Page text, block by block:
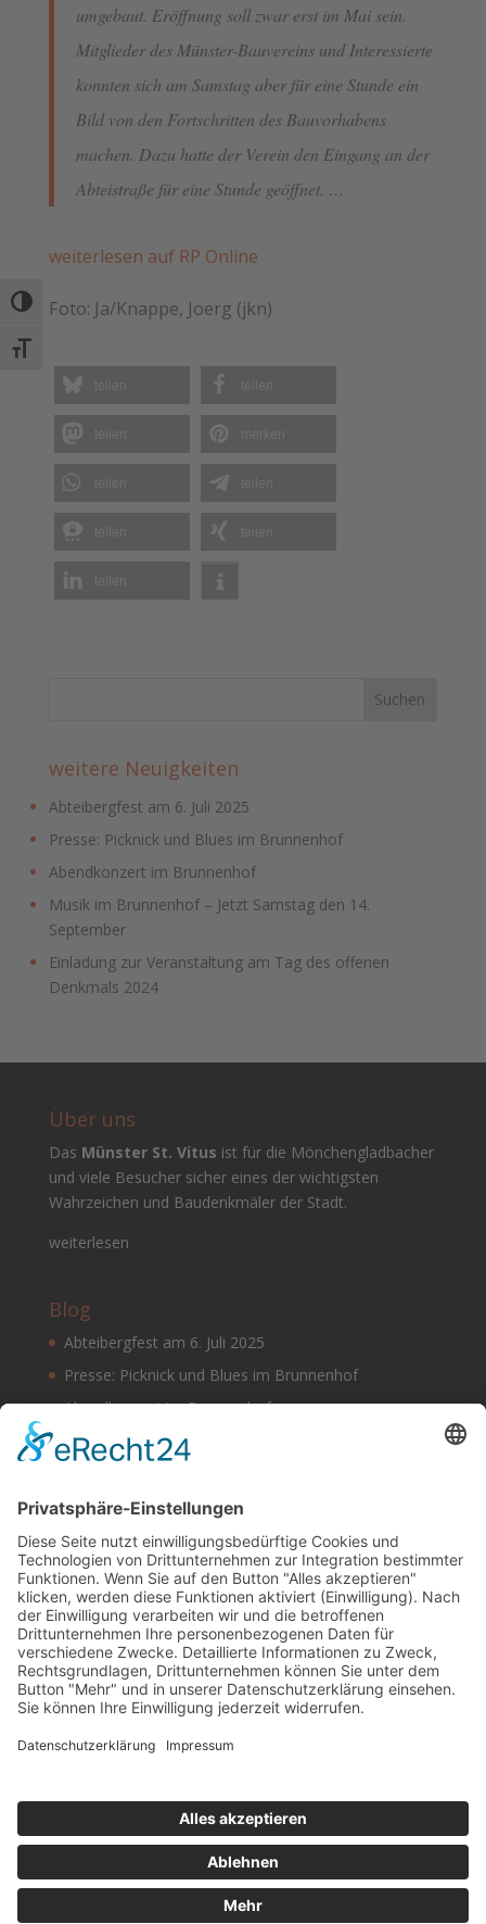
Umschalten auf hohe Kontraste
Schrift vergrößern
umgebaut. Eröffnung soll zwar erst im Mai sein.
Mitglieder des Münster-Bauvereins und Interessierte
konnten sich am Samstag aber für eine Stunde ein
Bild von den Fortschritten des Bauvorhabens
machen. Dazu hatte der Verein den Eingang an der
Abteistraße für eine Stunde geöffnet. …
weiterlesen auf RP Online
Foto: Ja/Knappe, Joerg (jkn)
teilen teilen
teilen
teilen teilen
teilen teilen
teilen
weitere Neuigkeiten
Abteibergfest am 6. Juli 2025
Presse: Picknick und Blues im Brunnenhof
Abendkonzert im Brunnenhof
Musik im Brunnenhof – Jetzt Samstag den 14.
September
Einladung zur Veranstaltung am Tag des offenen
Denkmals 2024
Über uns
Das Münster St. Vitus ist für die Mönchengladbacher
und viele Besucher sicher eines der wichtigsten
Wahrzeichen und Baudenkmäler der Stadt.
weiterlesen
Blog
Abteibergfest am 6. Juli 2025
Presse: Picknick und Blues im Brunnenhof
Abendkonzert im Brunnenhof
Musik im Brunnenhof – Jetzt Samstag den 14.
September
Einladung zur Veranstaltung am Tag des offenen
Denkmals 2024
Suchen & Finden Datenschutz
Cookie-Einstellungen
Impressum Datenschutz
Copyright © 2020-2026 Münster-Bauverein e.V.. Alle